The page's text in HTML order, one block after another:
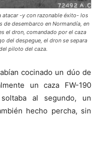
atacar -y con razonable éxito- los
de desembarco en Normandía, en
el dron, comandado por el caza
del despegue, el dron se separa
piloto del caza.
cocinado un dúo de
un caza FW-190
al segundo, un
hecho percha, sin